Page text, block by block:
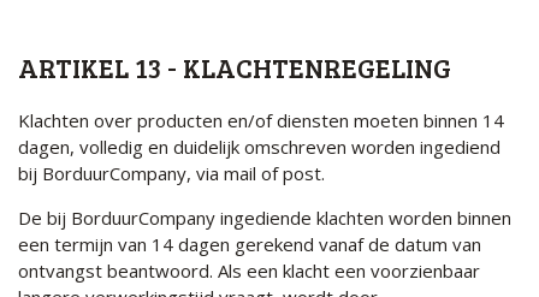
ARTIKEL 13 - KLACHTENREGELING
Klachten over producten en/of diensten moeten binnen 14
dagen, volledig en duidelijk omschreven worden ingediend
bij BorduurCompany, via mail of post.
De bij BorduurCompany ingediende klachten worden binnen
een termijn van 14 dagen gerekend vanaf de datum van
ontvangst beantwoord. Als een klacht een voorzienbaar